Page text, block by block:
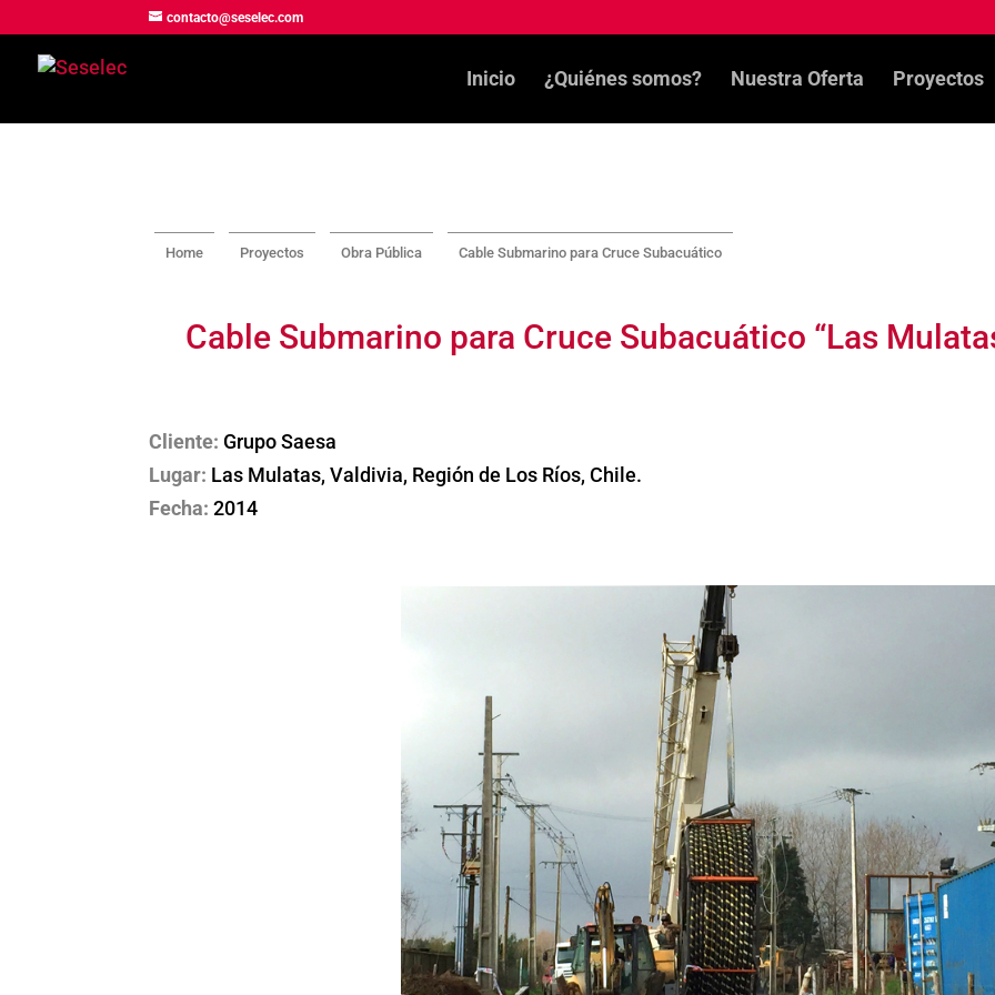
contacto@seselec.com
Inicio ¿Quiénes somos? Nuestra Oferta Proyectos
Home Proyectos Obra Pública Cable Submarino para Cruce Subacuático
Cable Submarino para Cruce Subacuático “Las
Cliente: Grupo Saesa
Lugar: Las Mulatas, Valdivia, Región de Los Ríos, Chile.
Fecha: 2014